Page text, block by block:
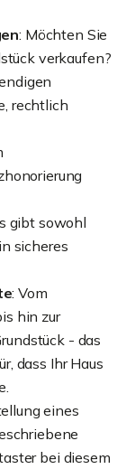
: Möchten Sie
verkaufen?
rechtlich
gibt sowohl
sicheres
: Vom
hin zur
- das
dass Ihr Haus
eines
bei diesem